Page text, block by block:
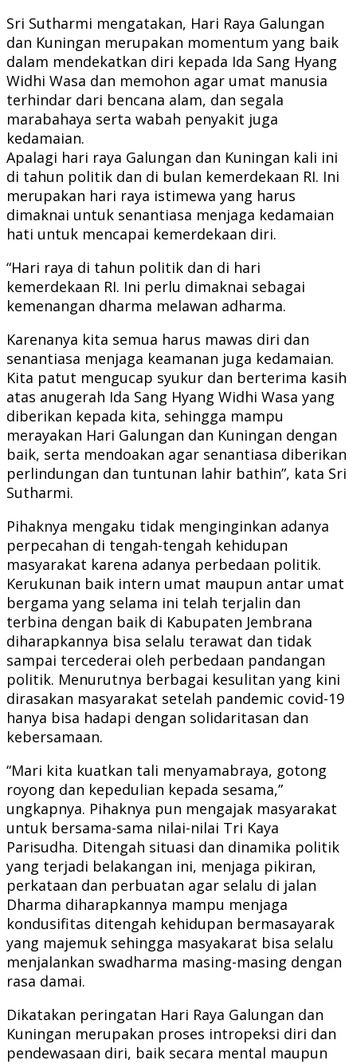
Sri Sutharmi mengatakan, Hari Raya Galungan
dan Kuningan merupakan momentum yang baik
dalam mendekatkan diri kepada Ida Sang Hyang
Widhi Wasa dan memohon agar umat manusia
terhindar dari bencana alam, dan segala
marabahaya serta wabah penyakit juga
kedamaian.
Apalagi hari raya Galungan dan Kuningan kali ini
di tahun politik dan di bulan kemerdekaan RI. Ini
merupakan hari raya istimewa yang harus
dimaknai untuk senantiasa menjaga kedamaian
hati untuk mencapai kemerdekaan diri.
“Hari raya di tahun politik dan di hari
kemerdekaan RI. Ini perlu dimaknai sebagai
kemenangan dharma melawan adharma.
Karenanya kita semua harus mawas diri dan
senantiasa menjaga keamanan juga kedamaian.
Kita patut mengucap syukur dan berterima kasih
atas anugerah Ida Sang Hyang Widhi Wasa yang
diberikan kepada kita, sehingga mampu
merayakan Hari Galungan dan Kuningan dengan
baik, serta mendoakan agar senantiasa diberikan
perlindungan dan tuntunan lahir bathin”, kata Sri
Sutharmi.
Pihaknya mengaku tidak menginginkan adanya
perpecahan di tengah-tengah kehidupan
masyarakat karena adanya perbedaan politik.
Kerukunan baik intern umat maupun antar umat
bergama yang selama ini telah terjalin dan
terbina dengan baik di Kabupaten Jembrana
diharapkannya bisa selalu terawat dan tidak
sampai tercederai oleh perbedaan pandangan
politik. Menurutnya berbagai kesulitan yang kini
dirasakan masyarakat setelah pandemic covid-19
hanya bisa hadapi dengan solidaritasan dan
kebersamaan.
“Mari kita kuatkan tali menyamabraya, gotong
royong dan kepedulian kepada sesama,”
ungkapnya. Pihaknya pun mengajak masyarakat
untuk bersama-sama nilai-nilai Tri Kaya
Parisudha. Ditengah situasi dan dinamika politik
yang terjadi belakangan ini, menjaga pikiran,
perkataan dan perbuatan agar selalu di jalan
Dharma diharapkannya mampu menjaga
kondusifitas ditengah kehidupan bermasayarak
yang majemuk sehingga masyakarat bisa selalu
menjalankan swadharma masing-masing dengan
rasa damai.
Dikatakan peringatan Hari Raya Galungan dan
Kuningan merupakan proses intropeksi diri dan
pendewasaan diri, baik secara mental maupun